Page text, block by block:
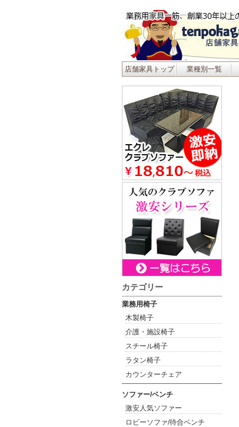
店舗家具トップ 業種別一覧
カテゴリー
業務用椅子
木製椅子
介護・施設椅子
スチール椅子
ラタン椅子
カウンターチェア
ソファー/ベンチ
激安人気ソファー
ロビーソファ/待合ベンチ